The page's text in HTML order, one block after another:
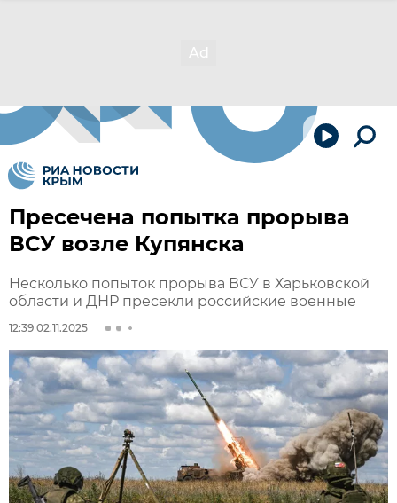
Пресечена попытка прорыва
ВСУ возле Купянска
Несколько попыток прорыва ВСУ в Харьковской
области и ДНР пресекли российские военные
12:39 02.11.2025